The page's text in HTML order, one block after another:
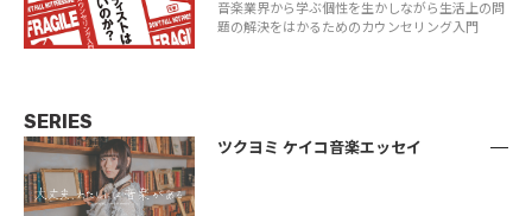
音楽業界から学ぶ個性を生かしながら生活上の問
題の解決をはかるためのカウンセリング入門
SERIES
ツクヨミ ケイコ音楽エッセイ